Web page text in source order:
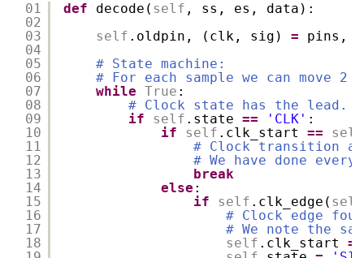
01
02
03
04
05
06
07
08
09
10
11
12
13
14
15
16
17
18
def decode( self , ss, es, data):
self .oldpin, (clk, sig) =
pins,
# State machine:
# For each sample we can move
while True :
# Clock state has the lead.
if
self .state == 'CLK' :
if
self .clk_start ==
self
# Clock transition
# We have done
break
else :
if
self .clk_edge( self
# Clock edge
# We note the
self .clk_start =